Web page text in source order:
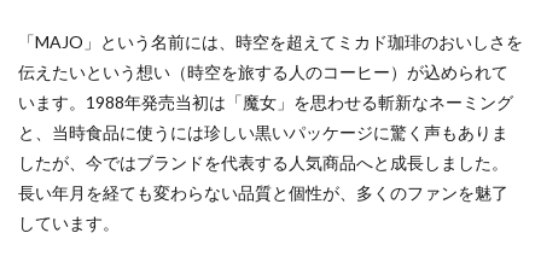
「MAJO」という名前には、時空を超えてミカド珈琲のおいしさを
伝えたいという想い（時空を旅する人のコーヒー）が込められて
います。1988年発売当初は「魔女」を思わせる斬新なネーミング
と、当時食品に使うには珍しい黒いパッケージに驚く声もありま
したが、今ではブランドを代表する人気商品へと成長しました。
長い年月を経ても変わらない品質と個性が、多くのファンを魅了
しています。